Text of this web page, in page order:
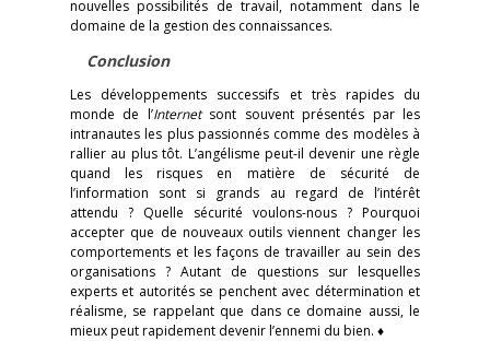
nouvelles possibilités de travail, notamment dans le
domaine de la gestion des connaissances.
Conclusion
Les développements successifs et très rapides du
monde de l’Internetsont souvent présentés par les
intranautes les plus passionnés comme des modèles à
rallier au plus tôt. L’angélisme peut-il devenir une règle
quand les risques en matière de sécurité de
l’information sont si grands au regard de l’intérêt
attendu ? Quelle sécurité voulons-nous ? Pourquoi
accepter que de nouveaux outils viennent changer les
comportements et les façons de travailler au sein des
organisations ? Autant de questions sur lesquelles
experts et autorités se penchent avec détermination et
réalisme, se rappelant que dans ce domaine aussi, le
mieux peut rapidement devenir l’ennemi du bien. ♦